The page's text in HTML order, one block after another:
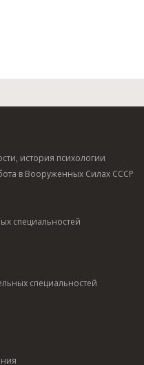
история психологии
в Вооруженных Силах СССР
специальностей
специальностей